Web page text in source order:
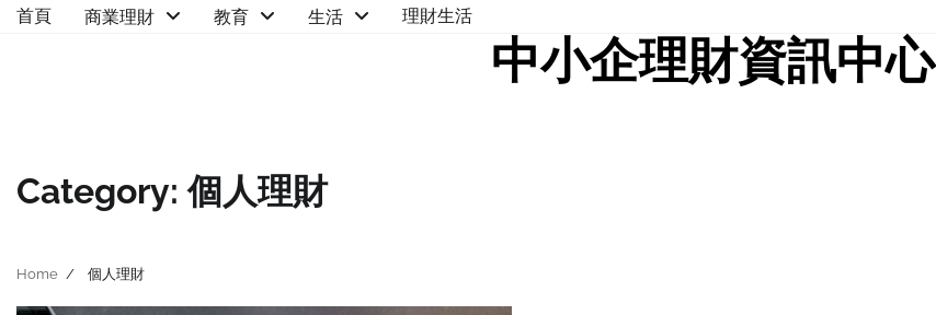
Skip首頁 商業理財 教育 生活 理財生活
中小企理財資訊中心
Category:個人理財
Home 個人理財